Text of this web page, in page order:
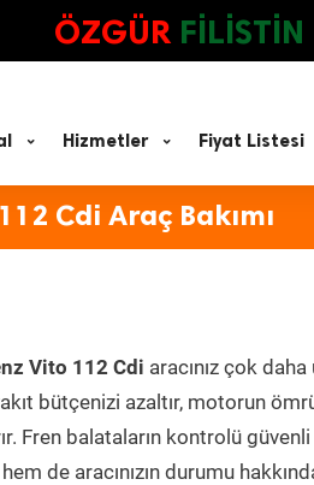
ÖZGÜR FİLİSTİN
Hizmetler Fiyat Listesi
Cdi Araç Bakımı
Vito 112 Cdi aracınız çok
bütçenizi azaltır, motorun
Fren balataların kontrolü güvenli
de aracınızın durumu